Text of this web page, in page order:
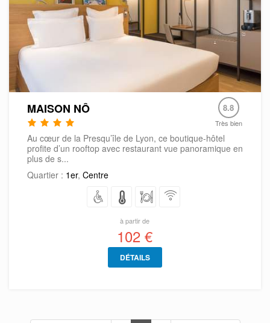
MAISON NÔ 8.8
Très bien
Au cœur de la Presqu’île de Lyon, ce boutique-hôtel
profite d’un rooftop avec restaurant vue panoramique en
plus de s...
Quartier : 1er, Centre
à partir de
102 €
DÉTAILS